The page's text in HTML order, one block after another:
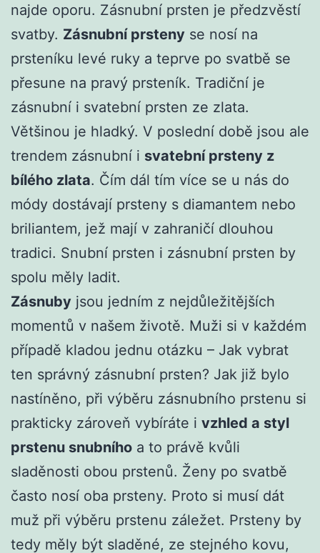
najde oporu. Zásnubní prsten je předzvěstí
svatby. Zásnubní prsteny se nosí na
prsteníku levé ruky a teprve po svatbě se
přesune na pravý prsteník. Tradiční je
zásnubní i svatební prsten ze zlata.
Většinou je hladký. V poslední době jsou ale
trendem zásnubní i svatební prsteny z
bílého zlata. Čím dál tím více se u nás do
módy dostávají prsteny s diamantem nebo
briliantem, jež mají v zahraničí dlouhou
tradici. Snubní prsten i zásnubní prsten by
spolu měly ladit.
Zásnuby jsou jedním z nejdůležitějších
momentů v našem životě. Muži si v každém
případě kladou jednu otázku – Jak vybrat
ten správný zásnubní prsten? Jak již bylo
nastíněno, při výběru zásnubního prstenu si
prakticky zároveň vybíráte i vzhled a styl
prstenu snubního a to právě kvůli
sladěnosti obou prstenů. Ženy po svatbě
často nosí oba prsteny. Proto si musí dát
muž při výběru prstenu záležet. Prsteny by
tedy měly být sladěné, ze stejného kovu,